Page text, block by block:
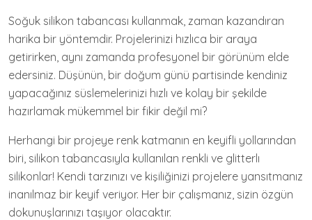
Soğuk silikon tabancası kullanmak, zaman kazandıran
harika bir yöntemdir. Projelerinizi hızlıca bir araya
getirirken, aynı zamanda profesyonel bir görünüm elde
edersiniz. Düşünün, bir doğum günü partisinde kendiniz
yapacağınız süslemelerinizi hızlı ve kolay bir şekilde
hazırlamak mükemmel bir fikir değil mi?
Herhangi bir projeye renk katmanın en keyifli yollarından
biri, silikon tabancasıyla kullanılan renkli ve glitterlı
silikonlar! Kendi tarzınızı ve kişiliğinizi projelere yansıtmanız
inanılmaz bir keyif veriyor. Her bir çalışmanız, sizin özgün
dokunuşlarınızı taşıyor olacaktır.